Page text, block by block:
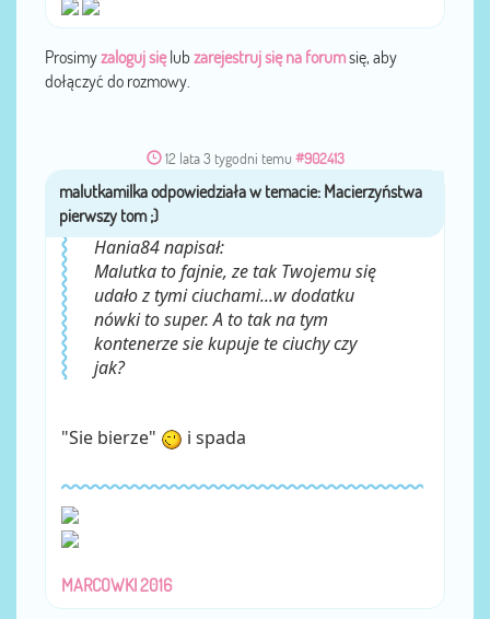
Prosimyzaloguj sięlub zarejestruj się na forumsię, aby
dołączyć do rozmowy.
12 lata 3 tygodni temu #902413
przezmalutkamilka
Hania84 napisał:
Malutka to fajnie, ze tak Twojemu się
udało z tymi ciuchami...w dodatku
nówki to super. A to tak na tym
kontenerze sie kupuje te ciuchy czy
jak?
"Sie bierze" i spada
MARCOWKI 2016